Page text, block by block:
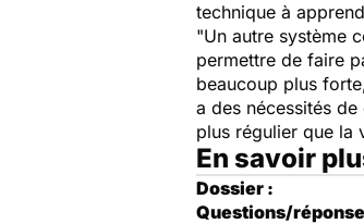
technique à
"Un autre système
permettre de faire
beaucoup plus
a des nécessités
plus régulier que la
En savoir
Dossier :
Questions/